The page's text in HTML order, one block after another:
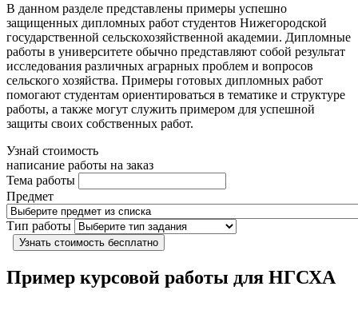
В данном разделе представлены примеры успешно
защищенных дипломных работ студентов Нижегородской
государственной сельскохозяйственной академии. Дипломные
работы в университете обычно представляют собой результат
исследования различных аграрных проблем и вопросов
сельского хозяйства. Примеры готовых дипломных работ
помогают студентам ориентироваться в тематике и структуре
работы, а также могут служить примером для успешной
защиты своих собственных работ.
Узнай стоимость
написание работы на заказ
Тема работы
Предмет
Тип работы
Узнать стоимость бесплатно
Пример курсовой работы для НГСХА